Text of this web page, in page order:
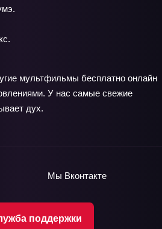
мультфильмы бесплатно онлайн
У нас самые свежие
дух.
поддержки
Мы Вконтакте